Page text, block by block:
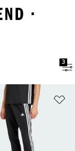
·
3
hinzufügen